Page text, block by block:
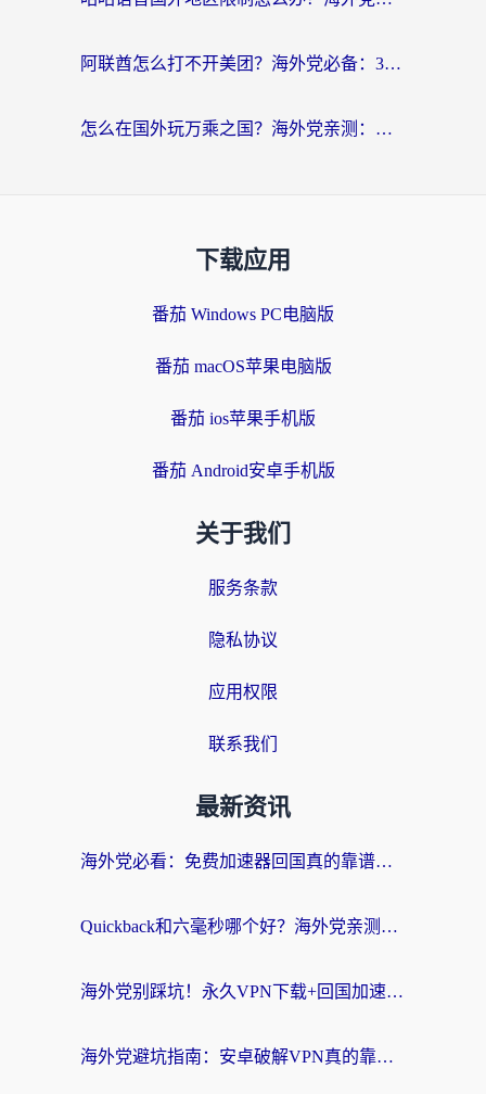
阿联酋怎么打不开美团？海外党必备：3步解决回国追剧、看球、刷B站的全部烦恼
怎么在国外玩万乘之国？海外党亲测：突破限制的3个实用技巧
下载应用
番茄 Windows PC电脑版
番茄 macOS苹果电脑版
番茄 ios苹果手机版
番茄 Android安卓手机版
关于我们
服务条款
隐私协议
应用权限
联系我们
最新资讯
海外党必看：免费加速器回国真的靠谱吗？3步教你选到好用的归雁替代
Quickback和六毫秒哪个好？海外党亲测：选对回国加速器，无缝刷剧办公不再愁
海外党别踩坑！永久VPN下载+回国加速器选择指南，无缝刷国内剧游戏支付
海外党避坑指南：安卓破解VPN真的靠谱吗？教你选对回国加速器无缝刷国内资源